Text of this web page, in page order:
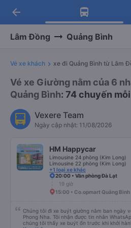
Tải app Vexere
Nhận ưu đãi thành
Tải app Vexere
-30k/ghế khi đặt vé
arrow_back
Lâm Đồng Quảng Bình
Vé xe khách xe đi Quảng Bình từ Lâm
Vé xe Giường nằm của 6
Quảng Bình: 74 chuyến
Vexere Team
Ngày cập nhật: 11/08/2026
HM Happycar
Limousine 24 phòng (Kim Long)
Limousine 22 phòng (Kim Long)
+1 loại xe khác
20:00 • Văn phòng Đà Lạt
19 giờ
15:00 • Co.opmart Quảng Bình
Chúng tôi đi xe buýt giường nằm ban ngày
Phong Nha. Tôi nhận được tin nhắn
chúng tôi thấy xe buýt ổn trước khi khởi